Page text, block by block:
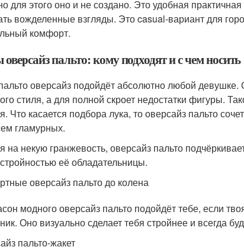
для этого оно и не создано. Это удобная
вожделенные взгляды. Это casual-вариант для
комфорт.
пальто: кому подходят и с чем носить
оверсайз подойдёт абсолютно любой девушке.
стиля, а для полной скроет недостатки фигуры.
Что касается подбора лука, то оверсайз пальто
гламурных.
на некую гранжевость, оверсайз пальто
её обладательницы.
оверсайз пальто до колена
модного оверсайз пальто подойдёт тебе, если
Оно визуально сделает тебя стройнее и всегда
пальто-жакет